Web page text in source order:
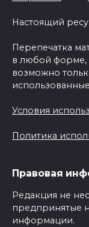
Настоящий
Перепечатка
в любой форме,
возможно
Условия
Политика
Правовая
Редакция не
предпринятые
информации.